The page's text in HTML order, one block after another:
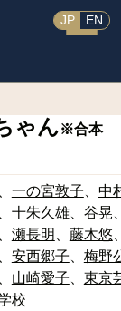
JP EN
ゃん※合本
一の宮敦子
中
十朱久雄
谷晃
瀬長明
藤木悠
安西郷子
梅野
山崎愛子
東京
校